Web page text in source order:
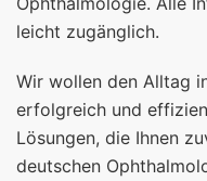
leicht zugänglich.
Wir wollen den Alltag
erfolgreich und
Lösungen, die Ihnen
deutschen